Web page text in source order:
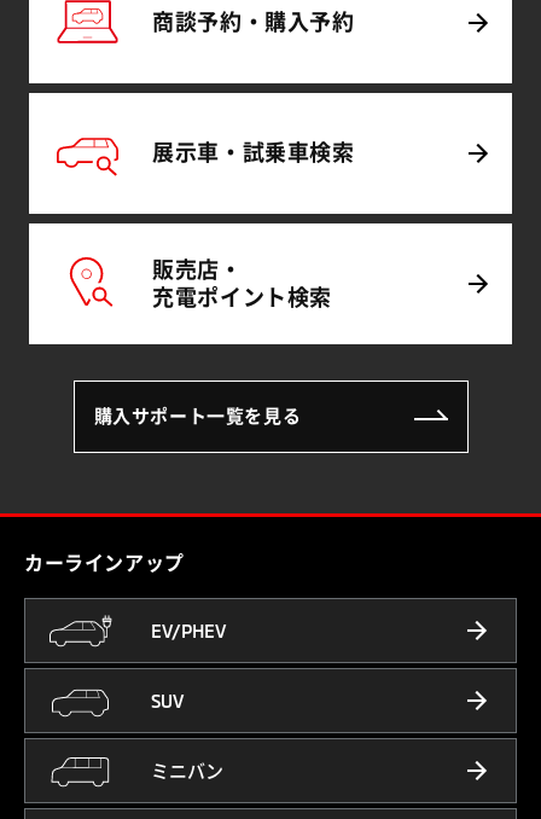
商談予約・ 購入予約
展示車・試乗車検索
販売店・
充電ポイント検索
購入サポート一覧を見る
カーラインアップ
EV/PHEV
SUV
ミニバン